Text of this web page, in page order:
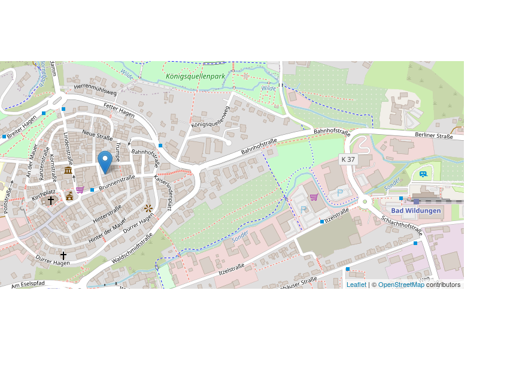
Leaflet | ©OpenStreetMapcontributors